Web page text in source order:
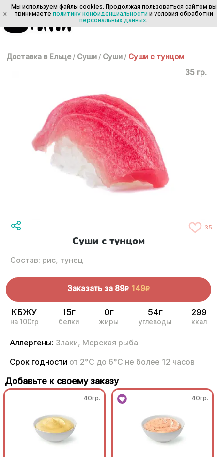
Доставка в Ельце / Суши / Суши / Суши с тунцом
35 гр.
35
Суши с тунцом
Состав: рис, тунец
Заказать за 89R 149R
КБЖУ
на 100гр
15г
белки
0г
жиры
54г
углеводы
299
ккал
Аллергены: Злаки, Морская рыба
Срок годности от 2°С до 6°С не более 12 часов
Добавьте к своему заказу
40гр. 40гр.
X
Мы используем файлы cookies. Продолжая пользоваться сайтом вы
принимаете политику конфиденциальности и условия обработки
персональных данных.